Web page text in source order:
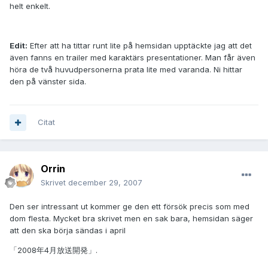
helt enkelt.
Edit: Efter att ha tittar runt lite på hemsidan upptäckte jag att det
även fanns en trailer med karaktärs presentationer. Man får även
höra de två huvudpersonerna prata lite med varanda. Ni hittar
den på vänster sida.
Citat
Orrin
Skrivet december 29, 2007
Den ser intressant ut kommer ge den ett försök precis som med
dom flesta. Mycket bra skrivet men en sak bara, hemsidan säger
att den ska börja sändas i april
「2008年4月放送開発」.